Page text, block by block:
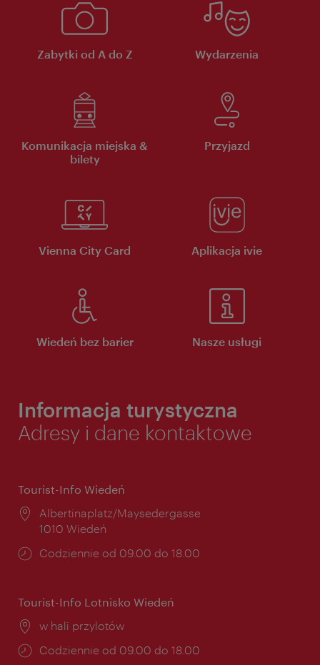
Zabytki od A do Z Wydarzenia
Komunikacja miejska &
bilety
Przyjazd
Vienna City Card Aplikacja ivie
Wiedeń bez barier Nasze usługi
Informacja turystyczna
Adresy i dane kontaktowe
Tourist-Info Wiedeń
Miejsce:
Albertinaplatz/Maysedergasse
1010 Wiedeń
Godziny
Codziennie od 09.00 do 18.00
Tourist-Info Lotnisko Wiedeń
Miejsce:
w hali przylotów
Godziny
Codziennie od 09.00 do 18.00